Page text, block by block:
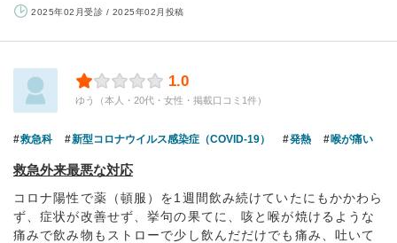
2025年02月受診 / 2025年02月投稿
1.0
ゆう（本人・20代・女性・掲載口コミ1件）
救急科 新型コロナウイルス感染症（COVID-19） 発熱 喉が痛い
救急外来最悪な対応
コロナ陽性で薬（頓服）を1週間飲み続けていたにもかかわら
ず、症状が改善せず、挙句の果てに、咳と喉が焼けるような
痛みで飲み物もストローで少し飲んだだけでも痛み、吐いて